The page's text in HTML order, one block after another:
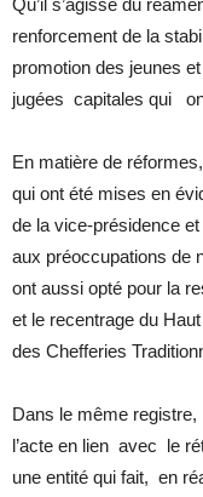
Qu’il s’agisse du
renforcement de la
promotion des jeunes
jugées capitales qui
En matière de
qui ont été mises en
de la vice-présidence
aux préoccupations de
ont aussi opté pour la
et le recentrage du
des Chefferies
Dans le même
l’acte en lien avec le
une entité qui fait, en